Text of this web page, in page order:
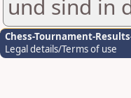
und sind in
Chess-Tournament-
Legal details/Terms of use